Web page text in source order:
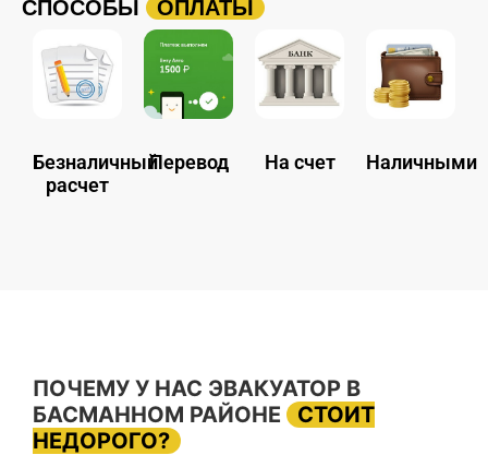
СПОСОБЫ ОПЛАТЫ
Безналичный
расчет
Перевод На счет Наличными
ПОЧЕМУ У НАС ЭВАКУАТОР В
БАСМАННОМ РАЙОНЕ
СТОИТ
НЕДОРОГО?